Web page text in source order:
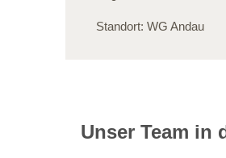
Standort: WG Andau
Unser Team in